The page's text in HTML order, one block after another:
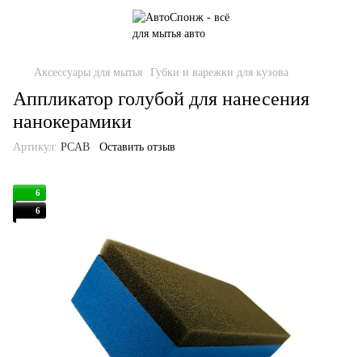
Аксессуары для мытья Губки и варежки для кузова
Аппликатор голубой для нанесения
нанокерамики
Артикул: PCAB Оставить отзыв
6
6